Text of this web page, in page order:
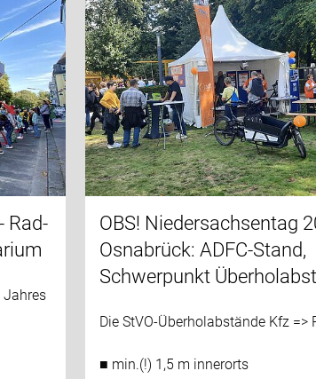
Rad-
Jahres
OBS! Niedersachsentag
Osnabrück: ADFC-Stand,
Schwerpunkt
Die StVO-Überholabstände Kfz =>
■ min.(!) 1,5 m innerorts